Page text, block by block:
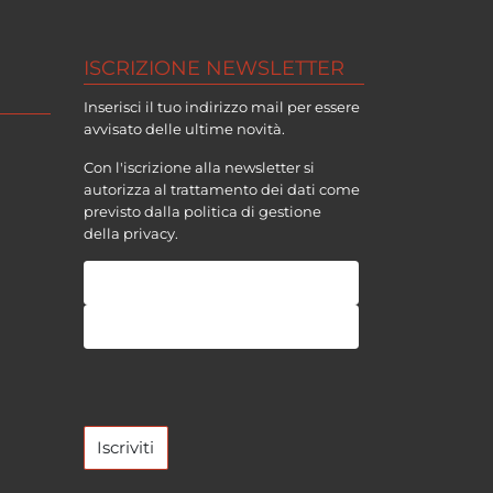
ISCRIZIONE NEWSLETTER
Inserisci il tuo indirizzo mail per essere
avvisato delle ultime novità.
Con l'iscrizione alla newsletter si
autorizza al trattamento dei dati come
previsto dalla politica di gestione
della privacy.